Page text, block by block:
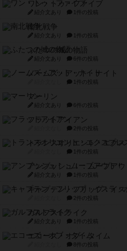
ワン・トゥ・ファイブ
紹介文あり 1件の投稿
南北戦争
紹介文あり 1件の投稿
ふたつの城の物語
紹介文あり 6件の投稿
ノームズ・アット・ナイト
1件の投稿
マーリン
紹介文あり 6件の投稿
フラットアイアン
2件の投稿
トランスオリエント・エクス
1件の投稿
アンブッシュ！：ムーブアウ
紹介文あり 1件の投稿
キャプテン・フリップ：イ
2件の投稿
ガルフストライク
紹介文あり 1件の投稿
エコーズ・オブ・タイム
8件の投稿